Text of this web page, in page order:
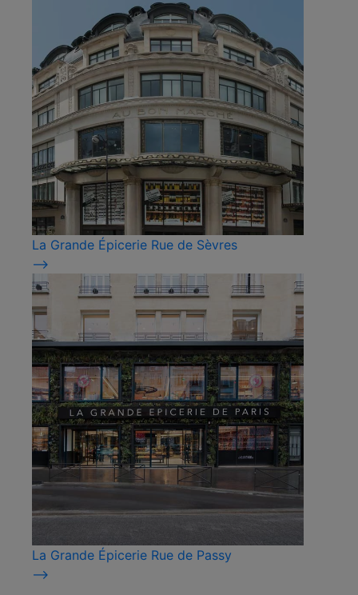
La Grande Épicerie Rue de Sèvres
⟶
La Grande Épicerie Rue de Passy
⟶